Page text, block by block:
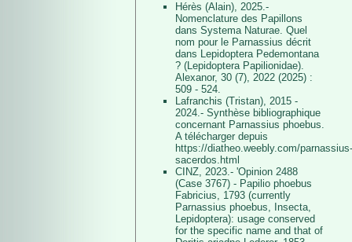
Hérès (Alain), 2025.-
Nomenclature des Papillons
dans Systema Naturae. Quel
nom pour le Parnassius décrit
dans Lepidoptera Pedemontana
? (Lepidoptera Papilionidae).
Alexanor, 30 (7), 2022 (2025) :
509 - 524.
Lafranchis (Tristan), 2015 -
2024.- Synthèse bibliographique
concernant Parnassius phoebus.
A télécharger depuis
https://diatheo.weebly.com/parnassius-
sacerdos.html
CINZ, 2023.- 'Opinion 2488
(Case 3767) - Papilio phoebus
Fabricius, 1793 (currently
Parnassius phoebus, Insecta,
Lepidoptera): usage conserved
for the specific name and that of